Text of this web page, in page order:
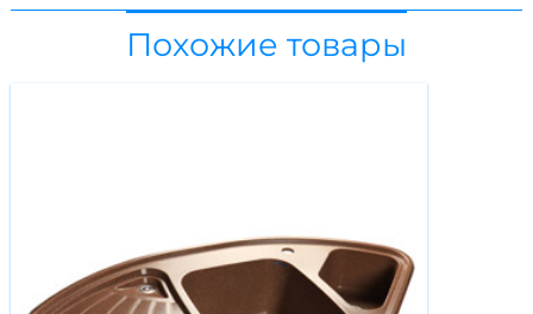
Похожие товары